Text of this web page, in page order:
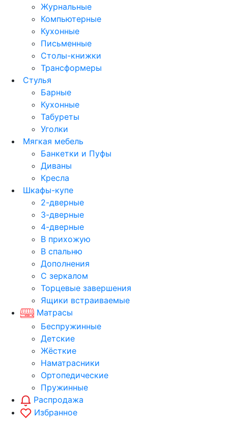
Журнальные
Компьютерные
Кухонные
Письменные
Столы-книжки
Трансформеры
Стулья
Барные
Кухонные
Табуреты
Уголки
Мягкая мебель
Банкетки и Пуфы
Диваны
Кресла
Шкафы-купе
2-дверные
3-дверные
4-дверные
В прихожую
В спальню
Дополнения
С зеркалом
Торцевые завершения
Ящики встраиваемые
Матрасы
Беспружинные
Детские
Жёсткие
Наматрасники
Ортопедические
Пружинные
Распродажа
Избранное